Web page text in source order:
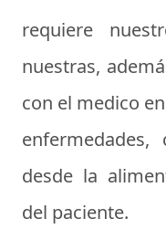
requiere
nuestras,
con el medico
desde la
del paciente.